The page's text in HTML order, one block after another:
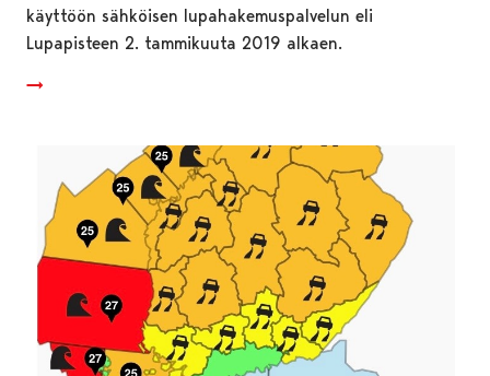
käyttöön sähköisen lupahakemuspalvelun eli
Lupapisteen 2. tammikuuta 2019 alkaen.